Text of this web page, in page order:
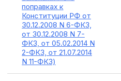
поправках к
Конституции РФ от
30.12.2008 N 6-ФКЗ,
от 30.12.2008 N 7-
ФКЗ, от 05.02.2014 N
2-ФКЗ, от 21.07.2014
N 11-ФКЗ)